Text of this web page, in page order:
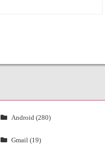
Android (280)
Gmail (19)